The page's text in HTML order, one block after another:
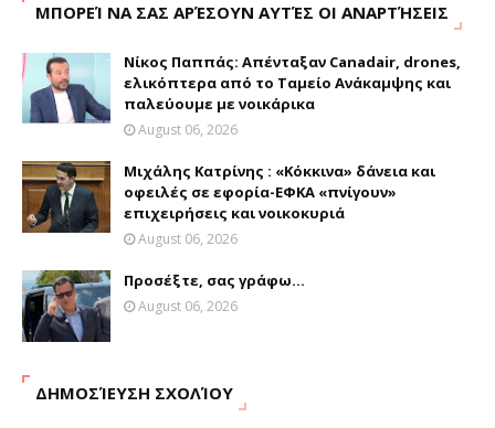
ΜΠΟΡΕΊ ΝΑ ΣΑΣ ΑΡΈΣΟΥΝ ΑΥΤΈΣ ΟΙ ΑΝΑΡΤΉΣΕΙΣ
Νίκος Παππάς: Απένταξαν Canadair, drones,
ελικόπτερα από το Ταμείο Ανάκαμψης και
παλεύουμε με νοικάρικα
August 06, 2026
Μιχάλης Κατρίνης : «Κόκκινα» δάνεια και
οφειλές σε εφορία-ΕΦΚΑ «πνίγουν»
επιχειρήσεις και νοικοκυριά
August 06, 2026
Προσέξτε, σας γράφω...
August 06, 2026
ΔΗΜΟΣΊΕΥΣΗ ΣΧΟΛΊΟΥ